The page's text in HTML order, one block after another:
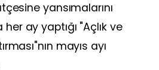
yansımalarını
ay yaptığı "Açlık ve
mayıs ayı